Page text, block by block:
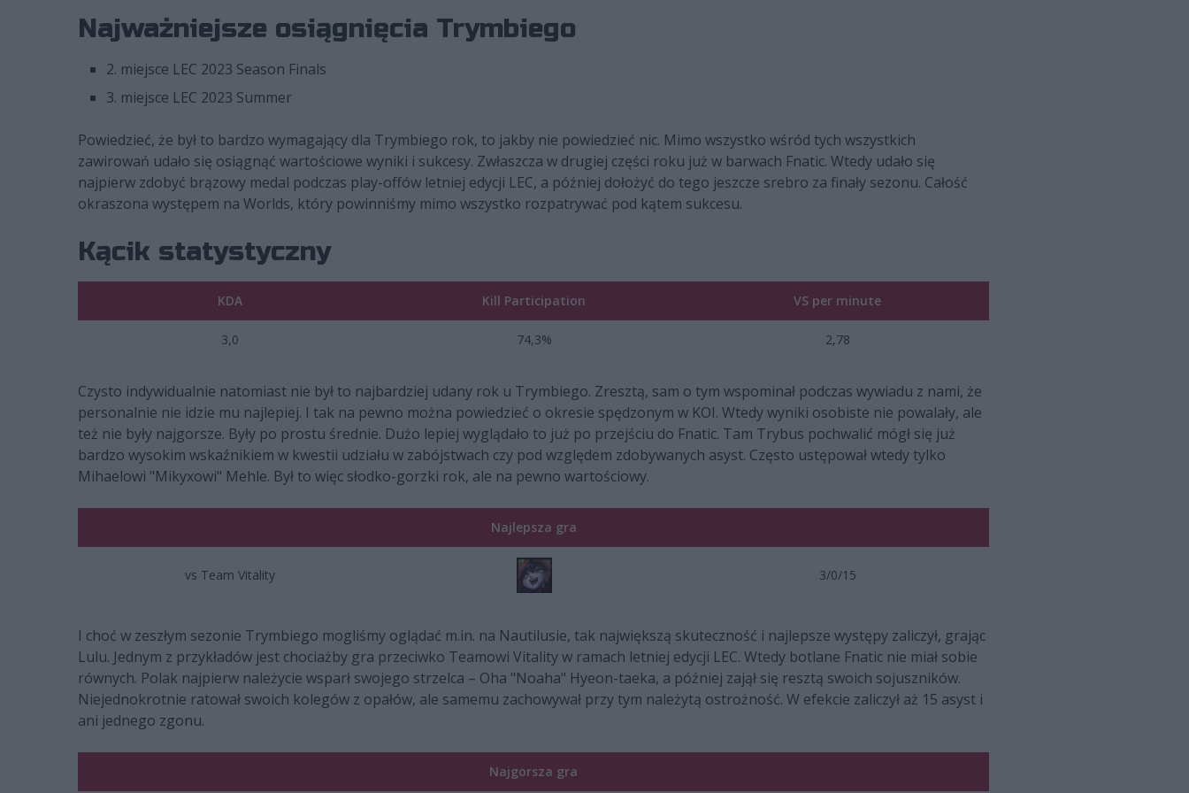
Najważniejsze osiągnięcia Trymbiego
2. miejsce LEC 2023 Season Finals
3. miejsce LEC 2023 Summer
Powiedzieć, że był to bardzo wymagający dla Trymbiego rok, to jakby nie powiedzieć nic. Mimo wszystko wśród tych wszystkich
zawirowań udało się osiągnąć wartościowe wyniki i sukcesy. Zwłaszcza w drugiej części roku już w barwach Fnatic. Wtedy udało się
najpierw zdobyć brązowy medal podczas play-offów letniej edycji LEC, a później dołożyć do tego jeszcze srebro za finały sezonu. Całość
okraszona występem na Worlds, który powinniśmy mimo wszystko rozpatrywać pod kątem sukcesu.
Kącik statystyczny
KDA Kill Participation VS per minute
3,0 74,3% 2,78
Czysto indywidualnie natomiast nie był to najbardziej udany rok u Trymbiego. Zresztą, sam o tym wspominał podczas wywiadu z nami, że
personalnie nie idzie mu najlepiej. I tak na pewno można powiedzieć o okresie spędzonym w KOI. Wtedy wyniki osobiste nie powalały, ale
też nie były najgorsze. Były po prostu średnie. Dużo lepiej wyglądało to już po przejściu do Fnatic. Tam Trybus pochwalić mógł się już
bardzo wysokim wskaźnikiem w kwestii udziału w zabójstwach czy pod względem zdobywanych asyst. Często ustępował wtedy tylko
Mihaelowi "Mikyxowi" Mehle. Był to więc słodko-gorzki rok, ale na pewno wartościowy.
Najlepsza gra
vs Team Vitality 3/0/15
I choć w zeszłym sezonie Trymbiego mogliśmy oglądać m.in. na Nautilusie, tak największą skuteczność i najlepsze występy zaliczył, grając
Lulu. Jednym z przykładów jest chociażby gra przeciwko Teamowi Vitality w ramach letniej edycji LEC. Wtedy botlane Fnatic nie miał sobie
równych. Polak najpierw należycie wsparł swojego strzelca – Oha "Noaha" Hyeon-taeka, a później zajął się resztą swoich sojuszników.
Niejednokrotnie ratował swoich kolegów z opałów, ale samemu zachowywał przy tym należytą ostrożność. W efekcie zaliczył aż 15 asyst i
ani jednego zgonu.
Najgorsza gra